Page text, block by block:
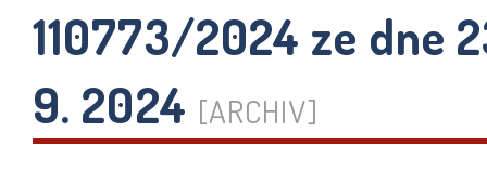
110773/2024 ze dne
9. 2024 [ARCHIV]